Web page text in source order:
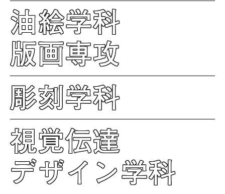
油絵学科
版画専攻
彫刻学科
視覚伝達
デザイン学科